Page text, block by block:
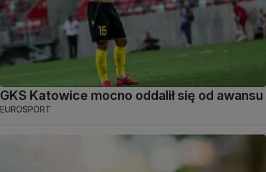
GKS Katowice mocno oddalił się od awansu
EUROSPORT